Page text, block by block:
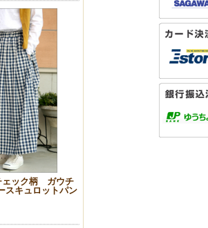
ェック柄 ガウチ
スキュロットパン